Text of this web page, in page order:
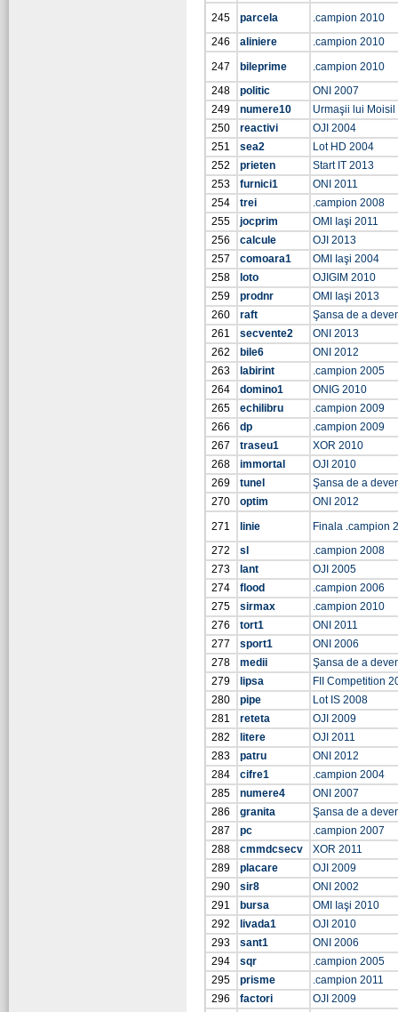
245
parcela
.campion 2010
246
aliniere
.campion 2010
247
bileprime
.campion 2010
248
politic
ONI 2007
249
numere10
Urmaşii lui Moisil
250
reactivi
OJI 2004
251
sea2
Lot HD 2004
252
prieten
Start IT 2013
253
furnici1
ONI 2011
254
trei
.campion 2008
255
jocprim
OMI Iaşi 2011
256
calcule
OJI 2013
257
comoara1
OMI Iaşi 2004
258
loto
OJIGIM 2010
259
prodnr
OMI Iaşi 2013
260
raft
Şansa de a
261
secvente2
ONI 2013
262
bile6
ONI 2012
263
labirint
.campion 2005
264
domino1
ONIG 2010
265
echilibru
.campion 2009
266
dp
.campion 2009
267
traseu1
XOR 2010
268
immortal
OJI 2010
269
tunel
Şansa de a
270
optim
ONI 2012
271
linie
Finala .campion
272
sl
.campion 2008
273
lant
OJI 2005
274
flood
.campion 2006
275
sirmax
.campion 2010
276
tort1
ONI 2011
277
sport1
ONI 2006
278
medii
Şansa de a
279
lipsa
FII Competition
280
pipe
Lot IS 2008
281
reteta
OJI 2009
282
litere
OJI 2011
283
patru
ONI 2012
284
cifre1
.campion 2004
285
numere4
ONI 2007
286
granita
Şansa de a
287
pc
.campion 2007
288
cmmdcsecv
XOR 2011
289
placare
OJI 2009
290
sir8
ONI 2002
291
bursa
OMI Iaşi 2010
292
livada1
OJI 2010
293
sant1
ONI 2006
294
sqr
.campion 2005
295
prisme
.campion 2011
296
factori
OJI 2009